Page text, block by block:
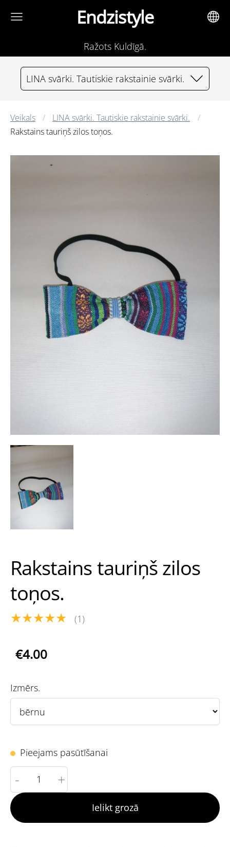
Endzistyle
Ražots Kuldīgā.
LINA svārki. Tautiskie rakstainie svārki.
Veikals
LINA svārki. Tautiskie rakstainie svārki.
Rakstains tauriņš zilos toņos.
Rakstains tauriņš zilos
toņos.
★★★★★ (1)
€4.00
Izmērs.
Pieejams pasūtīšanai
- +
Ielikt grozā